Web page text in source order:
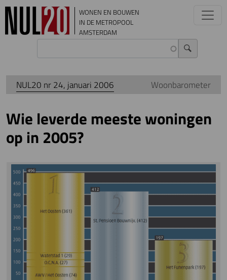
Overslaan en naar de inhoud gaan
WONEN EN BOUWEN
IN DE METROPOOL
AMSTERDAM
NUL20 nr 24, januari 2006 Woonbarometer
Wie leverde meeste woningen
op in 2005?